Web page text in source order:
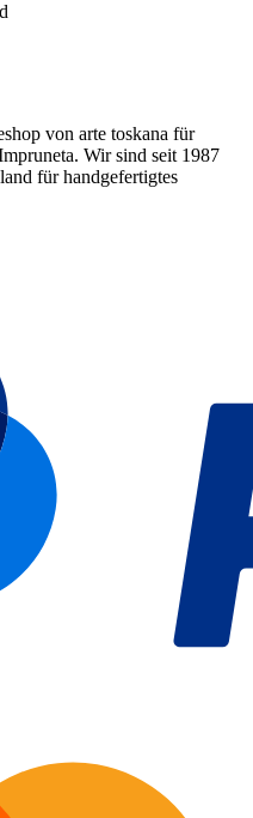
von arte toskana für
Wir sind seit 1987
für handgefertigtes